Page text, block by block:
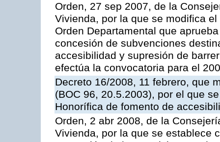
Orden, 27 sep 2007, de la
Vivienda, por la que se modifica
Orden Departamental que
concesión de subvenciones
accesibilidad y supresión de
efectúa la convocatoria para el
Decreto 16/2008, 11 febrero, que
(BOC 96, 20.5.2003), por el que
Honorífica de fomento de
Orden, 2 abr 2008, de la
Vivienda, por la que se establece